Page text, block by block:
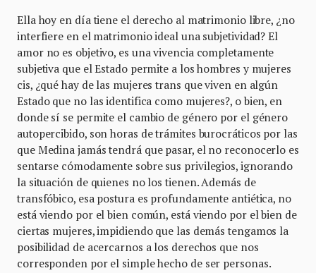
Ella hoy en día tiene el derecho al matrimonio libre, ¿no
interfiere en el matrimonio ideal una subjetividad? El
amor no es objetivo, es una vivencia completamente
subjetiva que el Estado permite a los hombres y mujeres
cis, ¿qué hay de las mujeres trans que viven en algún
Estado que no las identifica como mujeres?, o bien, en
donde sí se permite el cambio de género por el género
autopercibido, son horas de trámites burocráticos por las
que Medina jamás tendrá que pasar, el no reconocerlo es
sentarse cómodamente sobre sus privilegios, ignorando
la situación de quienes no los tienen. Además de
transfóbico, esa postura es profundamente antiética, no
está viendo por el bien común, está viendo por el bien de
ciertas mujeres, impidiendo que las demás tengamos la
posibilidad de acercarnos a los derechos que nos
corresponden por el simple hecho de ser personas.